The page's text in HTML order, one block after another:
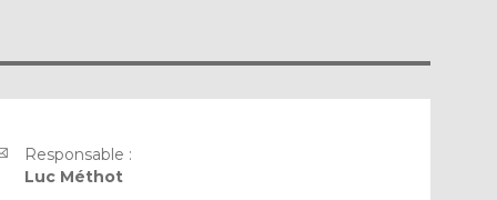
Responsable :
Luc Méthot